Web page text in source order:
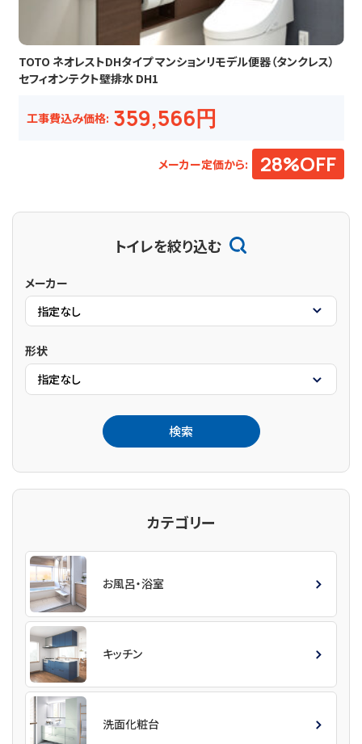
TOTO ネオレストDHタイプ マンションリモデル便器（タンクレス）
セフィオンテクト壁排水 DH1
工事費込み価格: 359,566円
メーカー定価から: 28%OFF
トイレを絞り込む
メーカー
形状
カテゴリー
お風呂・浴室
キッチン
洗面化粧台